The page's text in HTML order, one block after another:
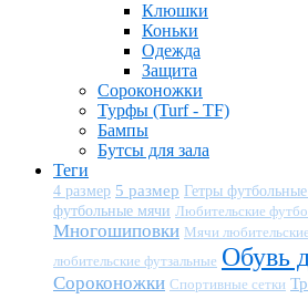
Клюшки
Коньки
Одежда
Защита
Сороконожки
Турфы (Turf - TF)
Бампы
Бутсы для зала
Теги
4 размер 5 размер Гетры
футбольные мячи Любительские
Многошиповки Мячи
любительские футзальные Обувь
Сороконожки Спортивные сетки